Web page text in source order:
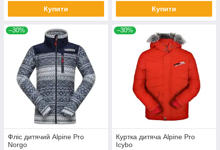
Купити Купити
–30%
Фліс дитячий Alpine Pro
Norgo
–30%
Куртка дитяча Alpine Pro
Icybo